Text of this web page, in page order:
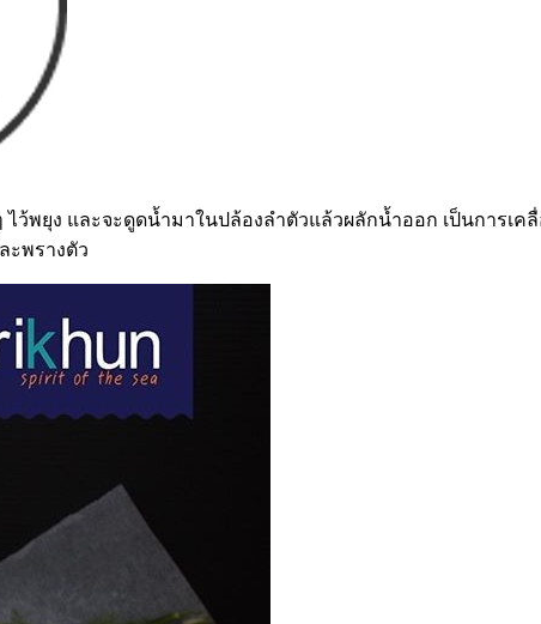
พยุง และจะดูดน้ำมาในปล้องลำตัวแล้วผลักน้ำออก เป็นการเ
ะพรางตัว